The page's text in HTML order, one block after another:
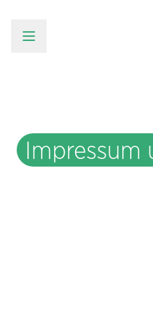
Impressum